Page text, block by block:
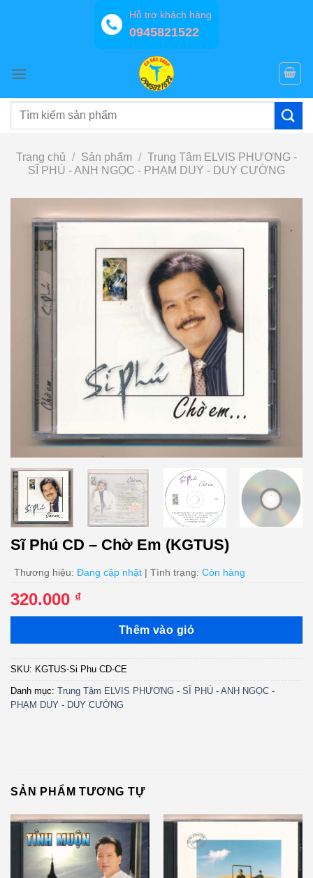
Hỗ trợ khách hàng
0945821522
Tìm
Trang chủ / Sản phẩm / Trung Tâm ELVIS PHƯƠNG -
SĨ PHÚ - ANH NGỌC - PHẠM DUY - DUY CƯỜNG
Sĩ Phú CD – Chờ Em (KGTUS)
Thương hiệu: Đang cập nhật | Tình trạng: Còn hàng
320.000 ₫
Thêm vào giỏ
SKU: KGTUS-Si Phu CD-CE
Danh mục: Trung Tâm ELVIS PHƯƠNG - SĨ PHÚ - ANH NGỌC -
PHẠM DUY - DUY CƯỜNG
SẢN PHẨM TƯƠNG TỰ